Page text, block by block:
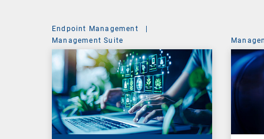
Endpoint Management
Management Suite